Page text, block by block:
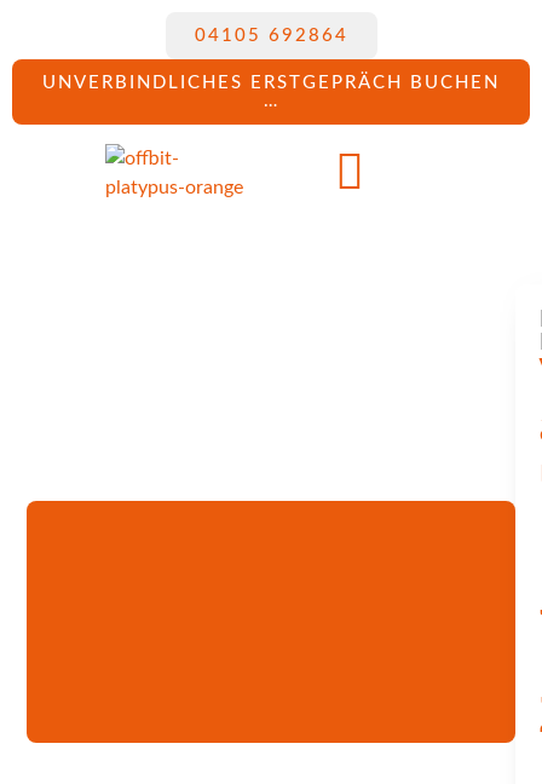
UNVERBINDLICHES ERSTGEPRÄCH BUCHEN
…
04105 692864